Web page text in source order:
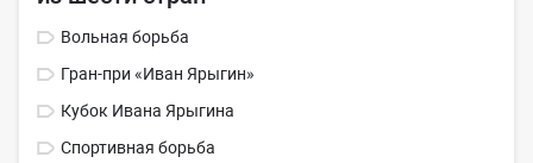
Вольная борьба
Гран-при «Иван Ярыгин»
Кубок Ивана Ярыгина
Спортивная борьба